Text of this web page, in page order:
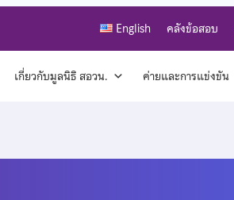
English คลังข้อสอบ
เกี่ยวกับมูลนิธิ สอวน. ค่ายและการแข่งขัน